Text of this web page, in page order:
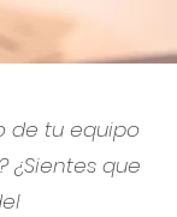
de tu equipo
¿Sientes que